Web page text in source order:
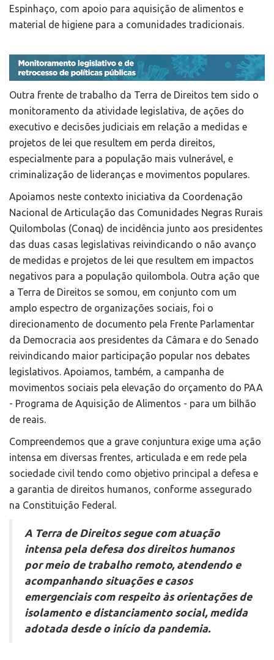
Espinhaço, com apoio para aquisição de alimentos e
material de higiene para a comunidades tradicionais.
Outra frente de trabalho da Terra de Direitos tem sido o
monitoramento da atividade legislativa, de ações do
executivo e decisões judiciais em relação a medidas e
projetos de lei que resultem em perda direitos,
especialmente para a população mais vulnerável, e
criminalização de lideranças e movimentos populares.
Apoiamos neste contexto iniciativa da Coordenação
Nacional de Articulação das Comunidades Negras Rurais
Quilombolas (Conaq) de incidência junto aos presidentes
das duas casas legislativas reivindicando o não avanço
de medidas e projetos de lei que resultem em impactos
negativos para a população quilombola. Outra ação que
a Terra de Direitos se somou, em conjunto com um
amplo espectro de organizações sociais, foi o
direcionamento de documento pela Frente Parlamentar
da Democracia aos presidentes da Câmara e do Senado
reivindicando maior participação popular nos debates
legislativos. Apoiamos, também, a campanha de
movimentos sociais pela elevação do orçamento do PAA
- Programa de Aquisição de Alimentos - para um bilhão
de reais.
Compreendemos que a grave conjuntura exige uma ação
intensa em diversas frentes, articulada e em rede pela
sociedade civil tendo como objetivo principal a defesa e
a garantia de direitos humanos, conforme assegurado
na Constituição Federal.
A Terra de Direitos segue com atuação
intensa pela defesa dos direitos humanos
por meio de trabalho remoto, atendendo e
acompanhando situações e casos
emergenciais com respeito às orientações de
isolamento e distanciamento social, medida
adotada desde o início da pandemia.